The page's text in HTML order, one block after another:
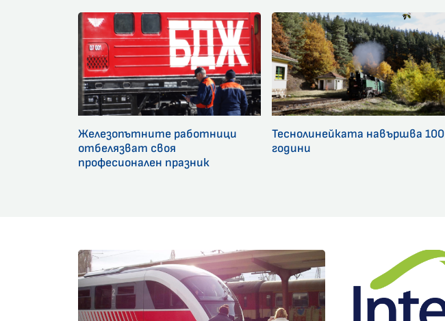
Железопътните работници
отбелязват своя
професионален празник
Теснолинейката навършва 100
години